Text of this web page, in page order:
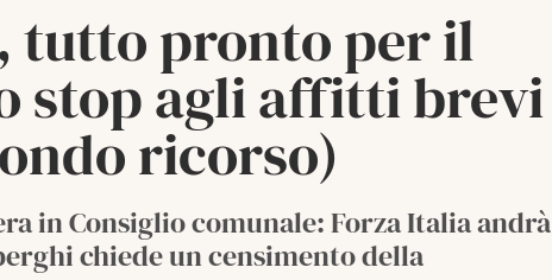
tutto pronto per il
stop agli affitti brevi
ricorso)
in Consiglio comunale: Forza Italia andrà
chiede un censimento della